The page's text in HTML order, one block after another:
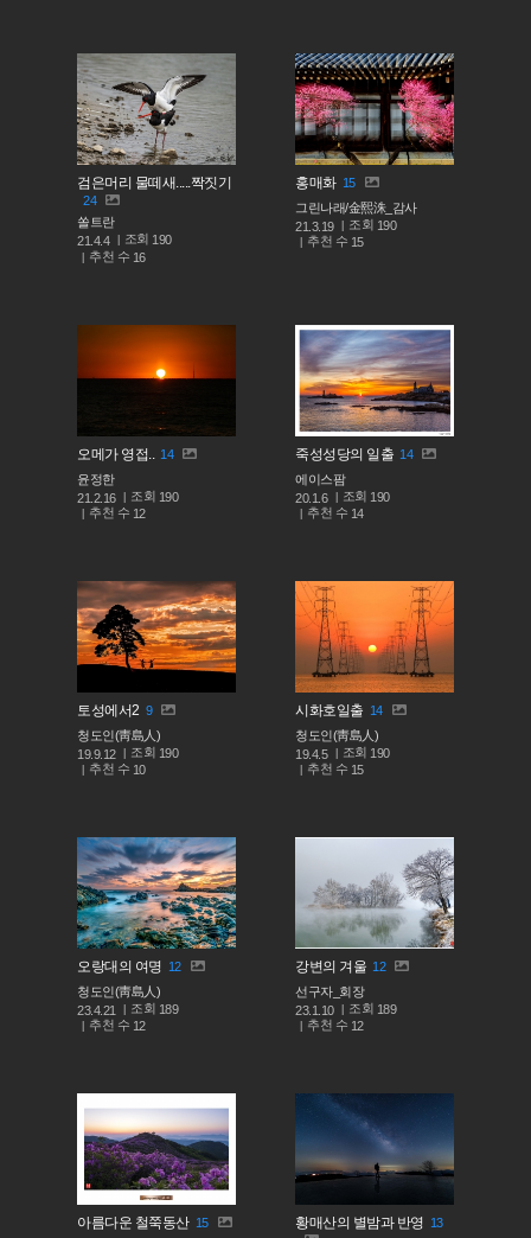
검은머리 물떼새.....짝짓기
24
쏠트란
21.4.4
조회 190
추천 수 16
홍매화 15
그린나래/金熙洙_감사
21.3.19
조회 190
추천 수 15
오메가 영접..
14
윤정한
21.2.16
조회 190
추천 수 12
죽성성당의 일출 14
에이스팜
20.1.6
조회 190
추천 수 14
토성에서2 9
청도인(靑島人)
19.9.12
조회 190
추천 수 10
시화호일출 14
청도인(靑島人)
19.4.5
조회 190
추천 수 15
오랑대의 여명 12
청도인(靑島人)
23.4.21
조회 189
추천 수 12
강변의 겨울 12
선구자_회장
23.1.10
조회 189
추천 수 12
아름다운 철쭉동산 15
황매산의 별밤과 반영 13